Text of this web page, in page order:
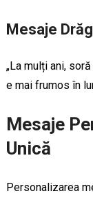
Mesaje
„La mulți ani,
e mai frumos în
Mesaje
Unică
Personalizarea